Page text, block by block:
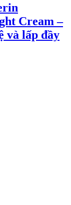
Cream –
và lấp đầy